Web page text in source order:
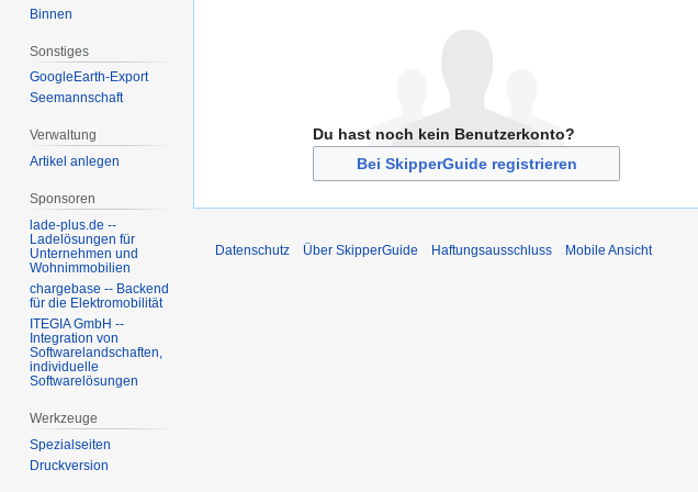
Du hast noch kein Benutzerkonto?
Bei SkipperGuide registrieren
Binnen
Sonstiges
GoogleEarth-Export
Seemannschaft
Verwaltung
Artikel anlegen
Sponsoren
lade-plus.de --
Ladelösungen für
Unternehmen und
Wohnimmobilien
chargebase -- Backend
für die Elektromobilität
ITEGIA GmbH --
Integration von
Softwarelandschaften,
individuelle
Softwarelösungen
Werkzeuge
Spezialseiten
Druckversion
Datenschutz Über SkipperGuide Haftungsausschluss Mobile Ansicht